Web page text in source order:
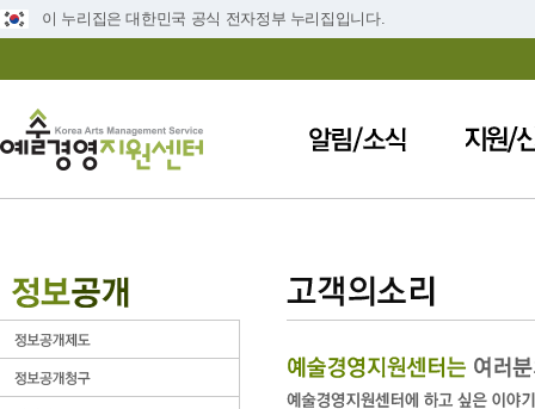
이 누리집은 대한민국 공식 전자정부 누리집입니다.